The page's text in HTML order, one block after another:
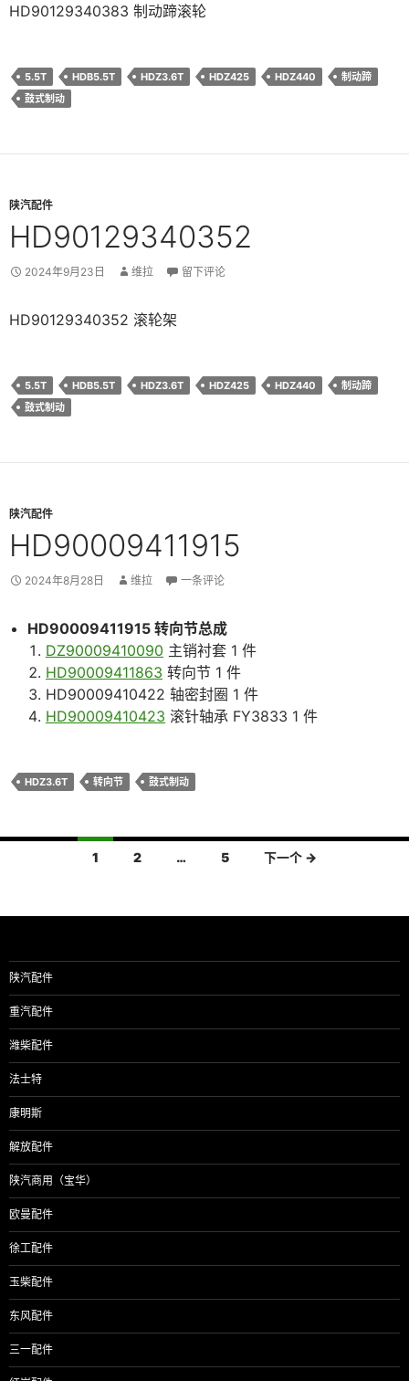
HD90129340383 制动蹄滚轮
5.5T HDB5.5T HDZ3.6T HDZ425 HDZ440
制动蹄
鼓式制动
陕汽配件
HD90129340352
2024年9月23日 维拉 留下评论
HD90129340352 滚轮架
5.5T HDB5.5T HDZ3.6T HDZ425 HDZ440
制动蹄
鼓式制动
陕汽配件
HD90009411915
2024年8月28日 维拉 一条评论
HD90009411915 转向节总成
DZ90009410090 主销衬套 1 件
HD90009411863 转向节 1 件
HD90009410422 轴密封圈 1 件
HD90009410423 滚针轴承 FY3833 1 件
HDZ3.6T 转向节 鼓式制动
导
1 2 … 5 下一个 →
陕汽配件
重汽配件
潍柴配件
法士特
康明斯
解放配件
陕汽商用（宝华）
欧曼配件
徐工配件
玉柴配件
东风配件
三一配件